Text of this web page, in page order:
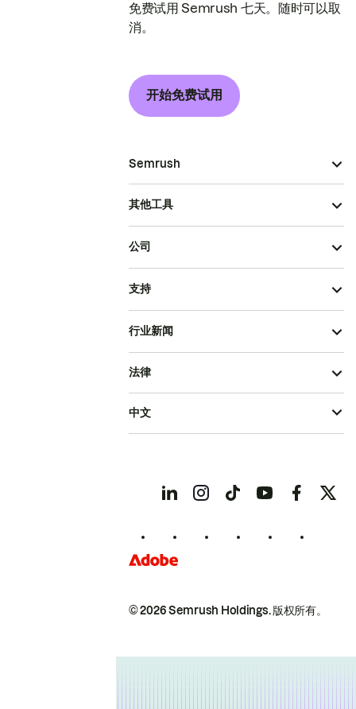
免费试用 Semrush 七天。随时可以取
消。
开始免费试用
Semrush
其他工具
公司
支持
行业新闻
© 2026 Semrush Holdings.版权所有。
法律
中文